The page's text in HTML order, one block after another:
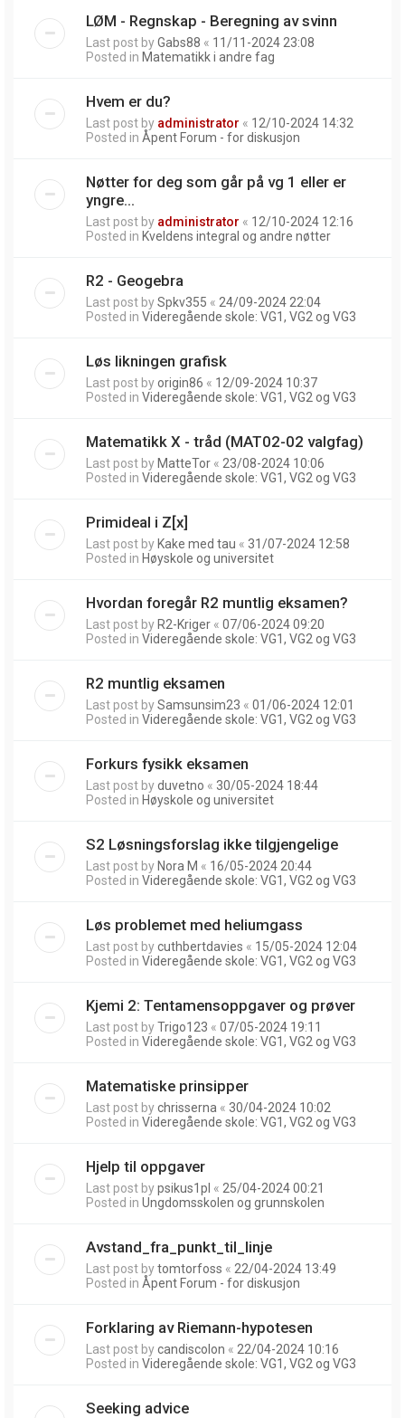
LØM - Regnskap - Beregning av svinn
Last post byGabs88 « 11/11-2024 23:08
Posted in Matematikk i andre fag
Hvem er du?
Last post by administrator « 12/10-2024 14:32
Posted in Åpent Forum - for diskusjon
Nøtter for deg som går på vg 1 eller er
yngre...
Last post by administrator « 12/10-2024 12:16
Posted in Kveldens integral og andre nøtter
R2 - Geogebra
Last post bySpkv355 « 24/09-2024 22:04
Posted in Videregående skole: VG1, VG2 og VG3
Løs likningen grafisk
Last post byorigin86 « 12/09-2024 10:37
Posted in Videregående skole: VG1, VG2 og VG3
Matematikk X - tråd (MAT02-02 valgfag)
Last post by MatteTor « 23/08-2024 10:06
Posted in Videregående skole: VG1, VG2 og VG3
Primideal i Z[x]
Last post by Kake med tau « 31/07-2024 12:58
Posted in Høyskole og universitet
Hvordan foregår R2 muntlig eksamen?
Last post by R2-Kriger « 07/06-2024 09:20
Posted in Videregående skole: VG1, VG2 og VG3
R2 muntlig eksamen
Last post bySamsunsim23 « 01/06-2024 12:01
Posted in Videregående skole: VG1, VG2 og VG3
Forkurs fysikk eksamen
Last post byduvetno « 30/05-2024 18:44
Posted in Høyskole og universitet
S2 Løsningsforslag ikke tilgjengelige
Last post by Nora M « 16/05-2024 20:44
Posted in Videregående skole: VG1, VG2 og VG3
Løs problemet med heliumgass
Last post bycuthbertdavies « 15/05-2024 12:04
Posted in Videregående skole: VG1, VG2 og VG3
Kjemi 2: Tentamensoppgaver og prøver
Last post byTrigo123 « 07/05-2024 19:11
Posted in Videregående skole: VG1, VG2 og VG3
Matematiske prinsipper
Last post bychrisserna « 30/04-2024 10:02
Posted in Videregående skole: VG1, VG2 og VG3
Hjelp til oppgaver
Last post bypsikus1pl « 25/04-2024 00:21
Posted in Ungdomsskolen og grunnskolen
Avstand_fra_punkt_til_linje
Last post bytomtorfoss « 22/04-2024 13:49
Posted in Åpent Forum - for diskusjon
Forklaring av Riemann-hypotesen
Last post bycandiscolon « 22/04-2024 10:16
Posted in Videregående skole: VG1, VG2 og VG3
Seeking advice